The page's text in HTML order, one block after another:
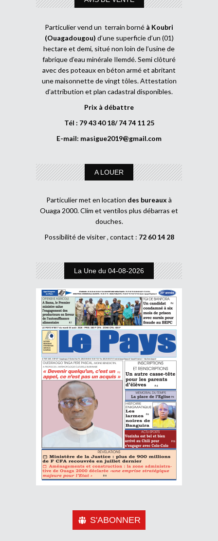
Particulier vend un terrain borné à Koubri
(Ouagadougou) d’une superficie d’un (01)
hectare et demi, situé non loin de l’usine de
fabrique d’eau minérale Ilemdé. Semi clôturé
avec des poteaux en béton armé et abritant
une maisonnette de vingt tôles. Attestation
d’attribution et plan cadastral disponibles.
Prix à débattre
Tél : 79 43 40 18/ 74 74 11 25
E-mail: masigue2019@gmail.com
A LOUER
Particulier met en location des bureaux à
Ouaga 2000. Clim et ventilos plus débarras et
douches.
Possibilité de visiter , contact : 72 60 14 28
La Une du 04-08-2026
S'ABONNER